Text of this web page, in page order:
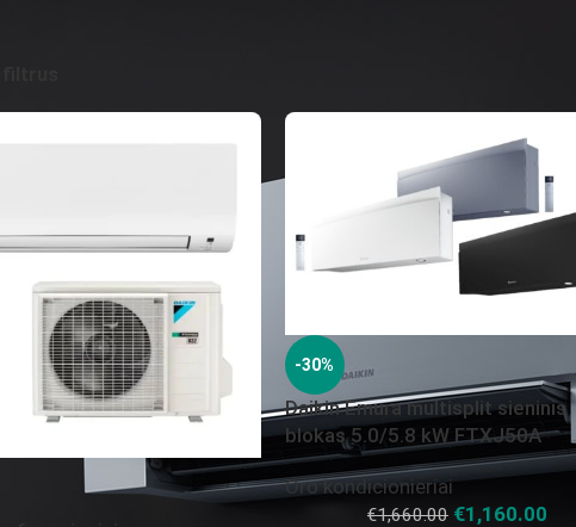
-30%
Daikin Emura multisplit sieninis
blokas 5.0/5.8 kW FTXJ50A
Oro kondicionieriai
€1,660.00 €1,160.00